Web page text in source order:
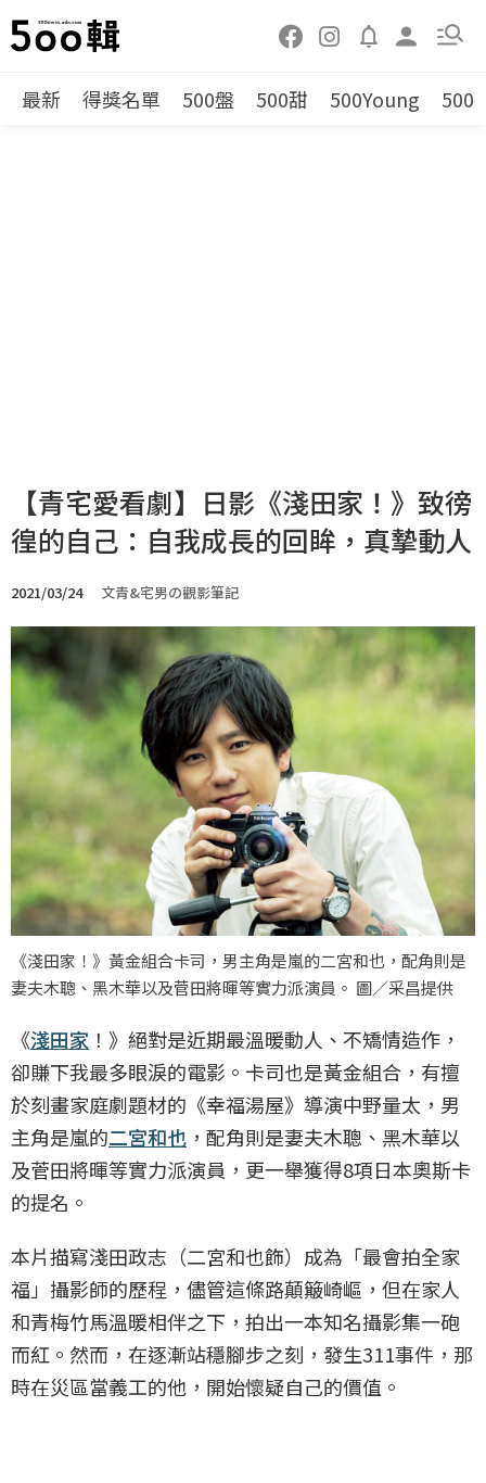
最新 得獎名單 500盤 500甜 500Young 500
【青宅愛看劇】日影《淺田家！》致徬
徨的自己：自我成長的回眸，真摯動人
2021/03/24 文青&宅男の觀影筆記
《淺田家！》黃金組合卡司，男主角是嵐的二宮和也，配角則是
妻夫木聰、黑木華以及菅田將暉等實力派演員。 圖／采昌提供
《淺田家 ！》絕對是近期最溫暖動人、不矯情造作，
卻賺下我最多眼淚的電影。卡司也是黃金組合，有擅
於刻畫家庭劇題材的《幸福湯屋》導演中野量太，男
主角是嵐的二宮和也 ，配角則是妻夫木聰、黑木華以
及菅田將暉等實力派演員，更一舉獲得8項日本奧斯卡
的提名。
本片描寫淺田政志（二宮和也飾）成為「最會拍全家
福」攝影師的歷程，儘管這條路顛簸崎嶇，但在家人
和青梅竹馬溫暖相伴之下，拍出一本知名攝影集一砲
而紅。然而，在逐漸站穩腳步之刻，發生311事件，那
時在災區當義工的他，開始懷疑自己的價值。